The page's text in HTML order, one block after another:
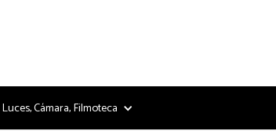
Luces, Cámara, Filmoteca